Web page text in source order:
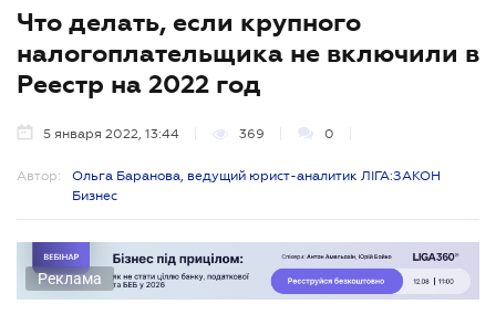
Что делать, если крупного
налогоплательщика не включили в
Реестр на 2022 год
5 января 2022, 13:44 369 0
Автор:
Ольга Баранова, ведущий юрист-аналитик ЛІГА:ЗАКОН
Бизнес
Реклама